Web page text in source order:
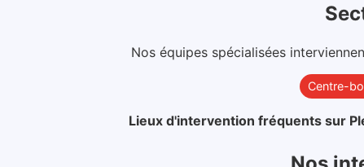
Nos équipes spécialisées
Centre-
Lieux d'intervention fréquents sur